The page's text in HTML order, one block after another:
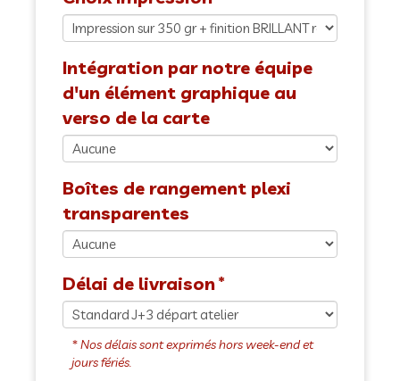
Intégration par notre équipe
d'un élément graphique au
verso de la carte
Boîtes de rangement plexi
transparentes
Délai de livraison